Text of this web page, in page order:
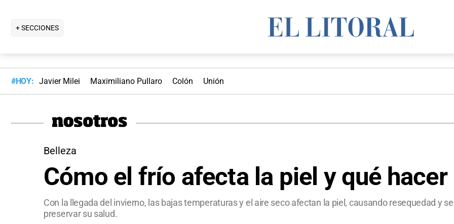
+ SECCIONES
#HOY: Javier Milei Maximiliano Pullaro Colón Unión
Belleza
Cómo el frío afecta la piel y qué
Con la llegada del invierno, las bajas temperaturas y el aire seco afectan la piel, causando resequedad y
preservar su salud.